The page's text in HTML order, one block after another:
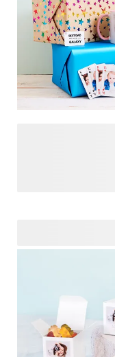
iedereen vindt het
, er is voor ieder wat